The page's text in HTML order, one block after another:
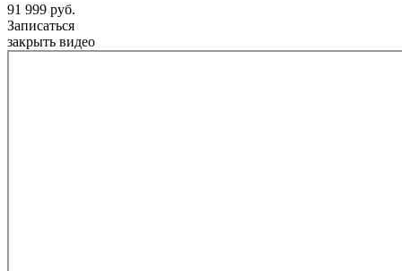
91 999 руб.
Записаться
закрыть видео